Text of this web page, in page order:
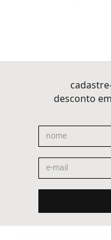
desconto